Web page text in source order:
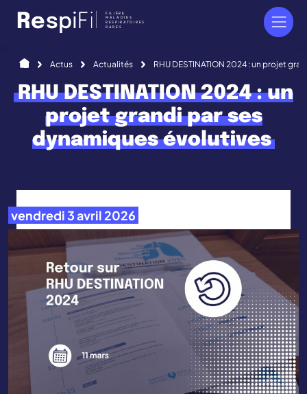
RespiFi FILIÈRE
MALADIES
RESPIRATOIRES
RARES
AccueilActus Actualités RHU DESTINATION 2024 : un projet
RHU DESTINATION 2024 : un
projet grandi par ses
dynamiques évolutives
vendredi 3 avril 2026